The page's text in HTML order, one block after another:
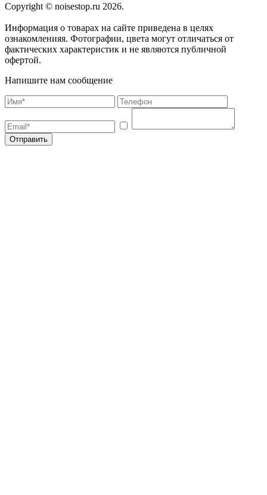
Copyright © noisestop.ru 2026.
Информация о товарах на сайте приведена в целях
ознакомленияя. Фотографии, цвета могут отличаться от
фактических характеристик и не являются публичной
офертой.
Напишите нам сообщение
Отправить